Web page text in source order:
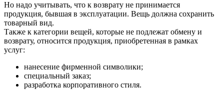
Но надо учитывать, что к возврату не принимается
продукция, бывшая в эксплуатации. Вещь должна сохранить
товарный вид.
Также к категории вещей, которые не подлежат обмену и
возврату, относится продукция, приобретенная в рамках
услуг:
нанесение фирменной символики;
специальный заказ;
разработка корпоративного стиля.